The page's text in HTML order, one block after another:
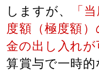
しますが、
「
度額（極度額
金の出し入れが
算賞与で一時